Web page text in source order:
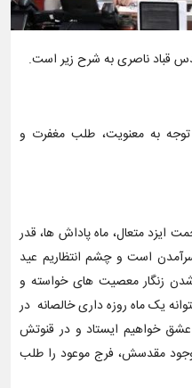
قباد ناصری به شرح زیر است.
به معنویت، طلب مغفرت و
ایزد متعال، ماه پاداش ها، قدر
است و چشم انتظاریم عید
زنگار معصیت های خواسته و
یک ماه روزه داری خالصانه در
عشق خواهیم ایستاد و در قنوتش
مقدسش، فرج موعود را طلب